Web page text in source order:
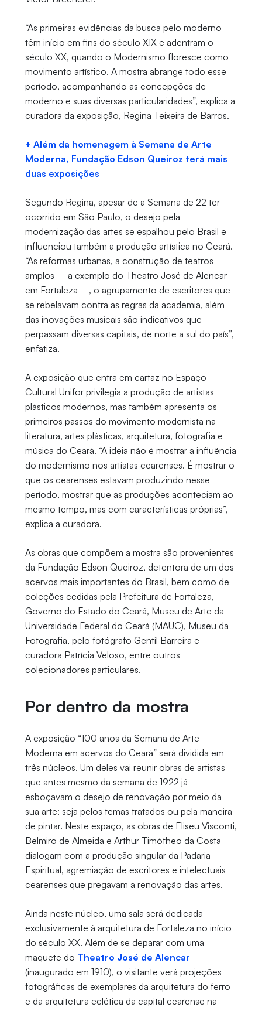
“As primeiras evidências da busca pelo moderno
têm início em fins do século XIX e adentram o
século XX, quando o Modernismo floresce como
movimento artístico. A mostra abrange todo esse
período, acompanhando as concepções de
moderno e suas diversas particularidades”, explica a
curadora da exposição, Regina Teixeira de Barros.
+ Além da homenagem à Semana de Arte
Moderna, Fundação Edson Queiroz terá mais
duas exposições
Segundo Regina, apesar de a Semana de 22 ter
ocorrido em São Paulo, o desejo pela
modernização das artes se espalhou pelo Brasil e
influenciou também a produção artística no Ceará.
“As reformas urbanas, a construção de teatros
amplos – a exemplo do Theatro José de Alencar
em Fortaleza –, o agrupamento de escritores que
se rebelavam contra as regras da academia, além
das inovações musicais são indicativos que
perpassam diversas capitais, de norte a sul do país”,
enfatiza.
A exposição que entra em cartaz no Espaço
Cultural Unifor privilegia a produção de artistas
plásticos modernos, mas também apresenta os
primeiros passos do movimento modernista na
literatura, artes plásticas, arquitetura, fotografia e
música do Ceará. “A ideia não é mostrar a influência
do modernismo nos artistas cearenses. É mostrar o
que os cearenses estavam produzindo nesse
período, mostrar que as produções aconteciam ao
mesmo tempo, mas com características próprias”,
explica a curadora.
As obras que compõem a mostra são provenientes
da Fundação Edson Queiroz, detentora de um dos
acervos mais importantes do Brasil, bem como de
coleções cedidas pela Prefeitura de Fortaleza,
Governo do Estado do Ceará, Museu de Arte da
Universidade Federal do Ceará (MAUC), Museu da
Fotografia, pelo fotógrafo Gentil Barreira e
curadora Patrícia Veloso, entre outros
colecionadores particulares.
Por dentro da mostra
A exposição “100 anos da Semana de Arte
Moderna em acervos do Ceará” será dividida em
três núcleos. Um deles vai reunir obras de artistas
que antes mesmo da semana de 1922 já
esboçavam o desejo de renovação por meio da
sua arte: seja pelos temas tratados ou pela maneira
de pintar. Neste espaço, as obras de Eliseu Visconti,
Belmiro de Almeida e Arthur Timótheo da Costa
dialogam com a produção singular da Padaria
Espiritual, agremiação de escritores e intelectuais
cearenses que pregavam a renovação das artes.
Ainda neste núcleo, uma sala será dedicada
exclusivamente à arquitetura de Fortaleza no início
do século XX. Além de se deparar com uma
maquete do Theatro José de Alencar
(inaugurado em 1910), o visitante verá projeções
fotográficas de exemplares da arquitetura do ferro
e da arquitetura eclética da capital cearense na